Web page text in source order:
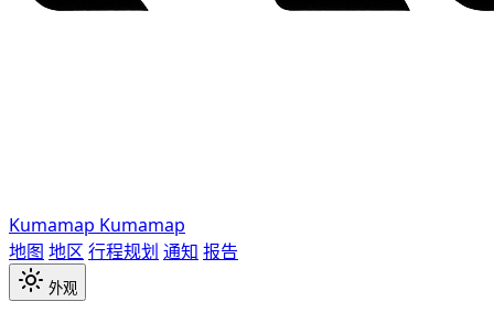
Kumamap Kumamap
地图 地区 行程规划 通知 报告
外观